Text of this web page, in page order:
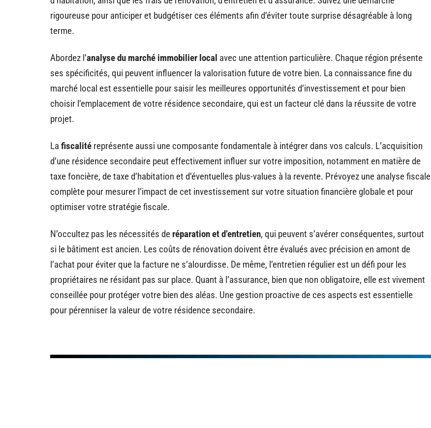
rigoureuse pour anticiper et budgétiser ces éléments afin d’éviter toute surprise désagréable à long
terme.
Abordez l’analyse du marché immobilier local avec une attention particulière. Chaque région présente
ses spécificités, qui peuvent influencer la valorisation future de votre bien. La connaissance fine du
marché local est essentielle pour saisir les meilleures opportunités d’investissement et pour bien
choisir l’emplacement de votre résidence secondaire, qui est un facteur clé dans la réussite de votre
projet.
La fiscalité représente aussi une composante fondamentale à intégrer dans vos calculs. L’acquisition
d’une résidence secondaire peut effectivement influer sur votre imposition, notamment en matière de
taxe foncière, de taxe d’habitation et d’éventuelles plus-values à la revente. Prévoyez une analyse fiscale
complète pour mesurer l’impact de cet investissement sur votre situation financière globale et pour
optimiser votre stratégie fiscale.
N’occultez pas les nécessités de réparation et d’entretien, qui peuvent s’avérer conséquentes, surtout
si le bâtiment est ancien. Les coûts de rénovation doivent être évalués avec précision en amont de
l’achat pour éviter que la facture ne s’alourdisse. De même, l’entretien régulier est un défi pour les
propriétaires ne résidant pas sur place. Quant à l’assurance, bien que non obligatoire, elle est vivement
conseillée pour protéger votre bien des aléas. Une gestion proactive de ces aspects est essentielle
pour pérenniser la valeur de votre résidence secondaire.